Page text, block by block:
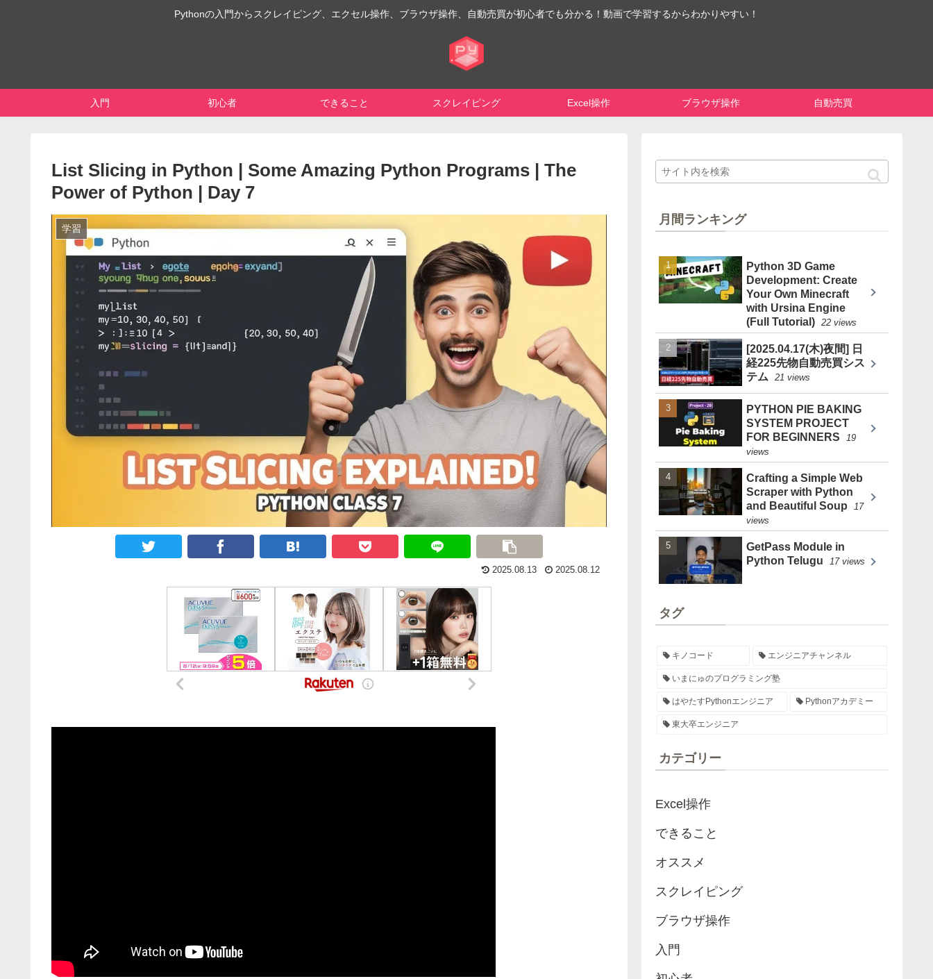
Pythonの入門からスクレイピング、エクセル操作、ブラウザ操作、自動売買が初心者でも分かる！動画で学習するからわかりやすい！
入門 初心者 できること スクレイピング Excel操作 ブラウザ操作 自動売買
List Slicing in Python | Some Amazing Python Programs | The
Power of Python | Day 7
学習
2025.08.13 2025.08.12
月間ランキング
Python 3D Game
Development: Create
Your Own Minecraft
with Ursina Engine
(Full Tutorial) 22 views
[2025.04.17(木)夜間] 日
経225先物自動売買シス
テム
21 views
PYTHON PIE BAKING
SYSTEM PROJECT
FOR BEGINNERS
19
views
Crafting a Simple Web
Scraper with Python
and Beautiful Soup
17
views
GetPass Module in
Python Telugu
17 views
タグ
キノコード エンジニアチャンネル
いまにゅのプログラミング塾
はやたすPythonエンジニア Pythonアカデミー
東大卒エンジニア
カテゴリー
Excel操作
できること
オススメ
スクレイピング
ブラウザ操作
入門